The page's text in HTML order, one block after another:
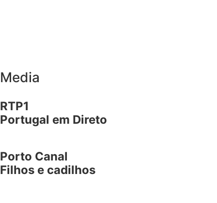
Media
RTP1
Portugal em Direto
Porto Canal
Filhos e cadilhos